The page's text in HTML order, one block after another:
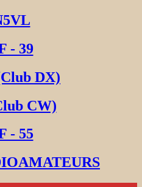
- 39
DX)
CW)
- 55